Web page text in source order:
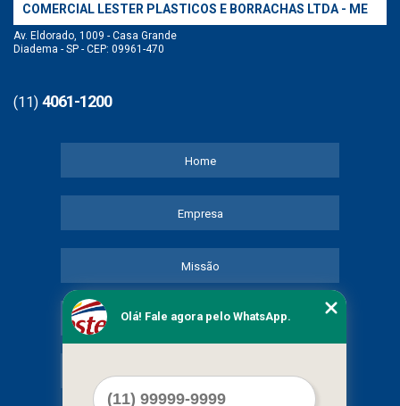
COMERCIAL LESTER PLASTICOS E BORRACHAS LTDA - ME
Av. Eldorado, 1009 - Casa Grande
Diadema - SP - CEP: 09961-470
(11) 4061-1200
Home
Empresa
Missão
Serviços
Olá! Fale agora pelo WhatsApp.